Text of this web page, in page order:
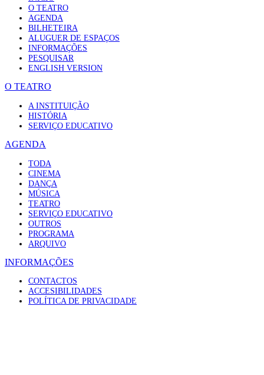
O TEATRO
AGENDA
BILHETEIRA
ALUGUER DE ESPAÇOS
INFORMAÇÕES
PESQUISAR
ENGLISH VERSION
O TEATRO
A INSTITUIÇÃO
HISTÓRIA
SERVIÇO EDUCATIVO
AGENDA
TODA
CINEMA
DANÇA
MÚSICA
TEATRO
SERVIÇO EDUCATIVO
OUTROS
PROGRAMA
ARQUIVO
INFORMAÇÕES
CONTACTOS
ACCESIBILIDADES
POLÍTICA DE PRIVACIDADE